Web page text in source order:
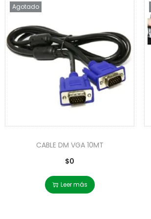
Agotado
CABLE DM VGA 10MT
$0
Leer más